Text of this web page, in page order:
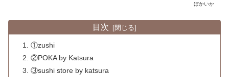
ぼかいか
目次
①zushi
②POKA by Katsura
③sushi store by katsura